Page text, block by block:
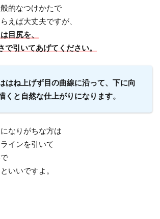
的なつけかたで
えば大丈夫ですが、
目尻を、
で引いてあげてください。
はね上げず目の曲線に沿って、下に向
くと自然な仕上がりになります。
なりがちな方は
インを引いて
いいですよ。